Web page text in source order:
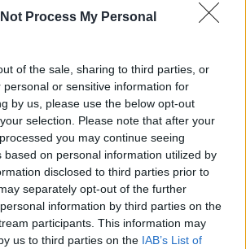
Process My Personal
of the sale, sharing to third parties, or
personal or sensitive information for
by us, please use the below opt-out
selection. Please note that after your
you may continue seeing
based on personal information utilized by
disclosed to third parties prior to
separately opt-out of the further
information by third parties on the
participants. This information may
us to third parties on the IAB’s List of
meg, amik eddig talán távolabb
közti átjárás is nyitottabb
Színház igazgatója kiemelte,
ez a bérletkínálat, mert kevés város van
ilyen sok előadóművészeti műfaj
Székesfehérvár az első, ahol ezek az
magas szintű együttműködésben
Színház Tizenkét dühös
azért ajánlja, mert az előadás olyan